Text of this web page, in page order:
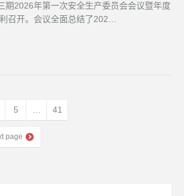
期2026年第一次安全生产委员会会议暨年度
召开。会议全面总结了202…
5 … 41
page